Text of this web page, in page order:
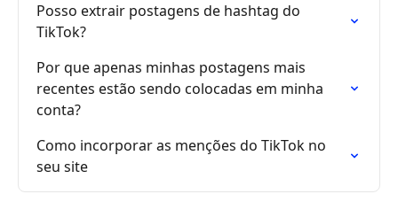
Posso extrair postagens de hashtag do
TikTok?
Por que apenas minhas postagens mais
recentes estão sendo colocadas em minha
conta?
Como incorporar as menções do TikTok no
seu site